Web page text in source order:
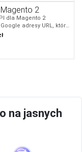
2
dla Magento 2
adresy URL, które
zostać usunięte
na standardowe
robota Google,
adresy do kolejki
na jasnych